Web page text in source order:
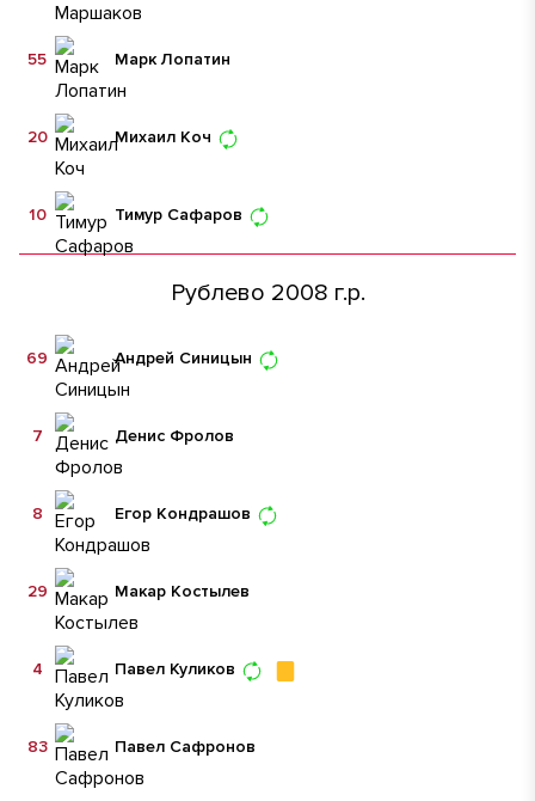
Марк Лопатин
55
Михаил Коч
20
Тимур Сафаров
10
Рублево 2008 г.р.
Андрей Синицын
69
Денис Фролов
7
Егор Кондрашов
8
Макар Костылев
29
Павел Куликов
4
Павел Сафронов
83